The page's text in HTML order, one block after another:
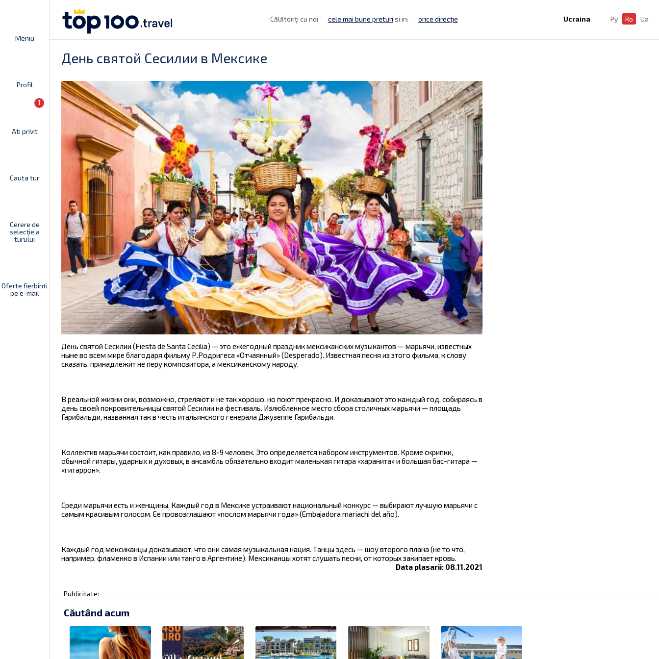
Meniu
Profil
Ati privit
1
Cauta tur
Cerere de
selecție a
turului
Oferte fierbinti
pe e-mail
Călătoriți cu noi cele mai bune preturi si in: orice direcție Ucraina Ру Ro Ua
День святой Сесилии в Мексике
День святой Сесилии (Fiesta de Santa Cecilia) — это ежегодный праздник мексиканских музыкантов — марьячи, известных
ныне во всем мире благодаря фильму Р.Родригеса «Отчаянный» (Desperado). Известная песня из этого фильма, к слову
сказать, принадлежит не перу композитора, а мексиканскому народу.
В реальной жизни они, возможно, стреляют и не так хорошо, но поют прекрасно. И доказывают это каждый год, собираясь в
день своей покровительницы святой Сесилии на фестиваль. Излюбленное место сбора столичных марьячи — площадь
Гарибальди, названная так в честь итальянского генерала Джузеппе Гарибальди.
Коллектив марьячи состоит, как правило, из 8-9 человек. Это определяется набором инструментов. Кроме скрипки,
обычной гитары, ударных и духовых, в ансамбль обязательно входит маленькая гитара «харанита» и большая бас-гитара —
«гитаррон».
Среди марьячи есть и женщины. Каждый год в Мексике устраивают национальный конкурс — выбирают лучшую марьячи с
самым красивым голосом. Ее провозглашают «послом марьячи года» (Embajadora mariachi del año).
Каждый год мексиканцы доказывают, что они самая музыкальная нация. Танцы здесь — шоу второго плана (не то что,
например, фламенко в Испании или танго в Аргентине). Мексиканцы хотят слушать песни, от которых закипает кровь.
Data plasarii: 08.11.2021
Publicitate:
Căutând acum